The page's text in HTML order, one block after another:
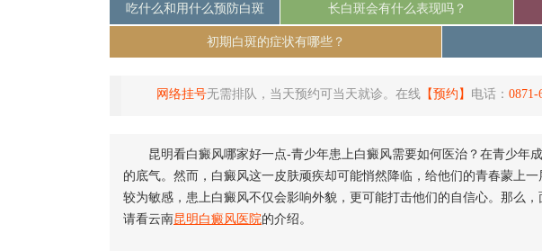
吃什么和用什么预防白斑 长白斑会有什么表现吗？
初期白斑的症状有哪些？
网络挂号无需排队，当天预约可当天就诊。在线 【预约】 电话： 0871-
昆明看白癜风哪家好一点-青少年患上白癜风需要如何医治？在青少年
的底气。然而，白癜风这一皮肤顽疾却可能悄然降临，给他们的青春蒙上一
较为敏感，患上白癜风不仅会影响外貌，更可能打击他们的自信心。那么
请看云南昆明白癜风医院的介绍。